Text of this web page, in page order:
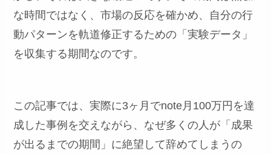
な時間ではなく、市場の反応を確かめ、自分の行
動パターンを軌道修正するための「実験データ」
を収集する期間なのです。
この記事では、実際に3ヶ月でnote月100万円を達
成した事例を交えながら、なぜ多くの人が「成果
が出るまでの期間」に絶望して辞めてしまうの